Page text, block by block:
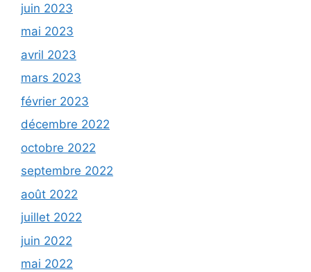
juin 2023
mai 2023
avril 2023
mars 2023
février 2023
décembre 2022
octobre 2022
septembre 2022
août 2022
juillet 2022
juin 2022
mai 2022